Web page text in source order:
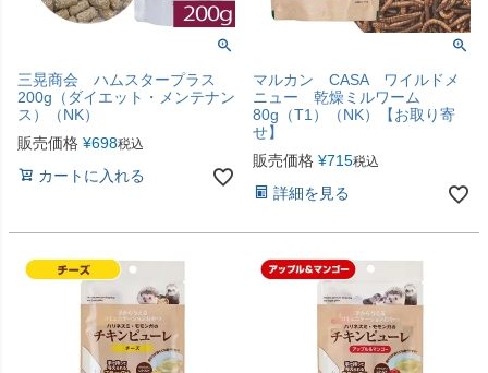
三晃商会 ハムスタープラス
200g（ダイエット・メンテナン
ス）（NK）
販売価格 ¥698税込
カートに入れる
マルカン CASA ワイルドメ
ニュー 乾燥ミルワーム
80g（T1）（NK）【お取り寄
せ】
販売価格 ¥715税込
詳細を見る